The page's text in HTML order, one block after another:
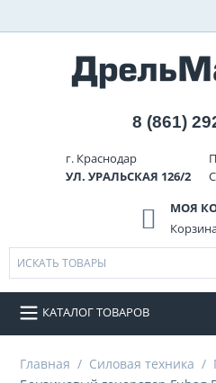
8 (861)
г. Краснодар
УЛ. УРАЛЬСКАЯ 126/2
МОЯ
КАТАЛОГ ТОВАРОВ
Главная / Силовая техника /